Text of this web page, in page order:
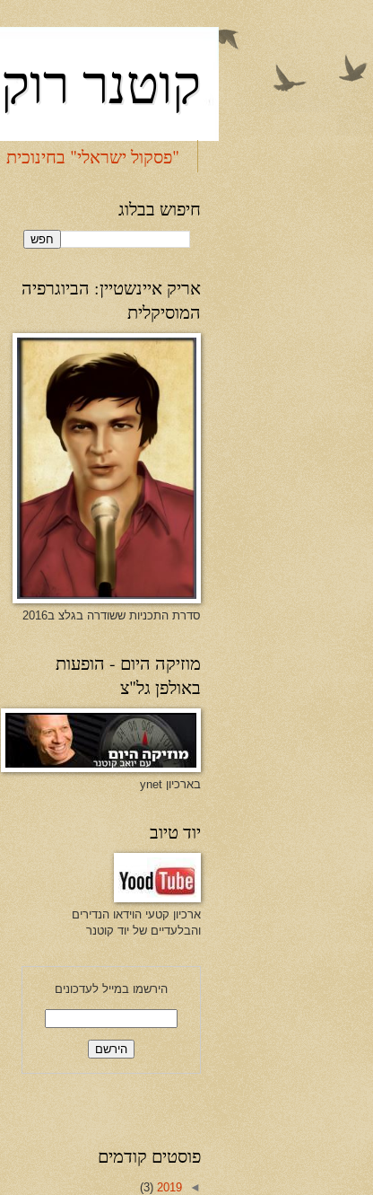
קוטנר
"פסקול ישראלי" בחינוכית
חיפוש בבלוג
אריק איינשטיין: הביוגרפיה
המוסיקלית
סדרת התכניות ששודרה בגלצ ב2016
מוזיקה היום - הופעות
באולפן גל"צ
בארכיון ynet
יוד טיוב
ארכיון קטעי הוידאו הנדירים
והבלעדיים של יוד קוטנר
הירשמו במייל לעדכונים
פוסטים קודמים
◄
2019
(3)